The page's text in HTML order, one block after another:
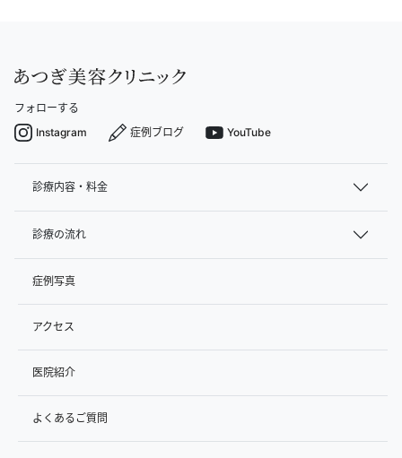
フォローする
Instagram
症例ブログ YouTube
診療内容・料金
診療の流れ
症例写真
アクセス
医院紹介
よくあるご質問